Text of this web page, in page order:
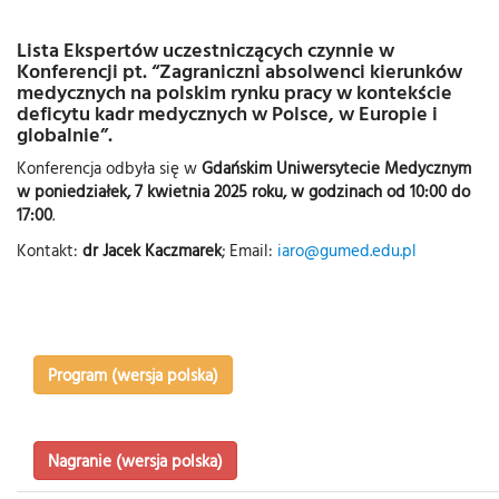
Lista Ekspertów uczestniczących czynnie w
Konferencji pt. “Zagraniczni absolwenci kierunków
medycznych na polskim rynku pracy w kontekście
deficytu kadr medycznych w Polsce, w Europie i
globalnie”.
Konferencja odbyła się wGdańskim Uniwersytecie Medycznym
w poniedziałek, 7 kwietnia 2025 roku, w godzinach od 10:00 do
17:00.
Kontakt: dr Jacek Kaczmarek; Email: iaro@gumed.edu.pl
Program (wersja polska)
Nagranie (wersja polska)